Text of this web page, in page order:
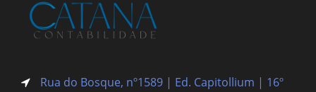
Rua do Bosque, nº1589 | Ed. Capitollium | 16º